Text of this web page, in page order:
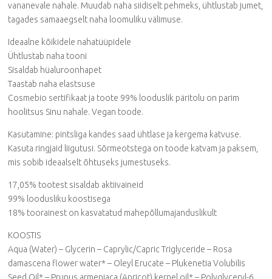
vananevale nahale. Muudab naha siidiselt pehmeks, ühtlustab jumet,
tagades samaaegselt naha loomuliku välimuse.
Ideaalne kõikidele nahatüüpidele
Ühtlustab naha tooni
Sisaldab hüaluroonhapet
Taastab naha elastsuse
Cosmebio sertifikaat ja toote 99% looduslik päritolu on parim
hoolitsus Sinu nahale. Vegan toode.
Kasutamine: pintsliga kandes saad ühtlase ja kergema katvuse.
Kasuta ringjaid liigutusi. Sõrmeotstega on toode katvam ja paksem,
mis sobib ideaalselt õhtuseks jumestuseks.
17,05% tootest sisaldab aktiivaineid
99% loodusliku koostisega
18% toorainest on kasvatatud mahepõllumajanduslikult
KOOSTIS
Aqua (Water) – Glycerin – Caprylic/Capric Triglyceride – Rosa
damascena flower water* – Oleyl Erucate – Plukenetia Volubilis